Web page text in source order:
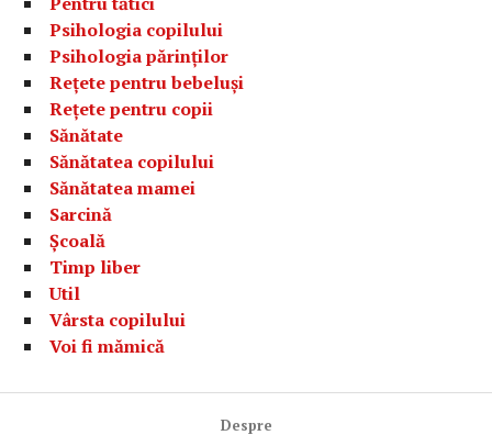
Psihologia copilului
Psihologia părinților
Rețete pentru bebeluși
Rețete pentru copii
Sănătate
Sănătatea copilului
Sănătatea mamei
Sarcină
Școală
Timp liber
Util
Vârsta copilului
Voi fi mămică
Despre